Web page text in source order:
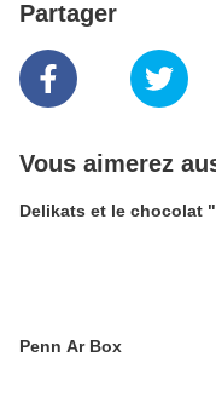
Partager
Vous aimerez
Delikats et le chocolat
Penn Ar Box